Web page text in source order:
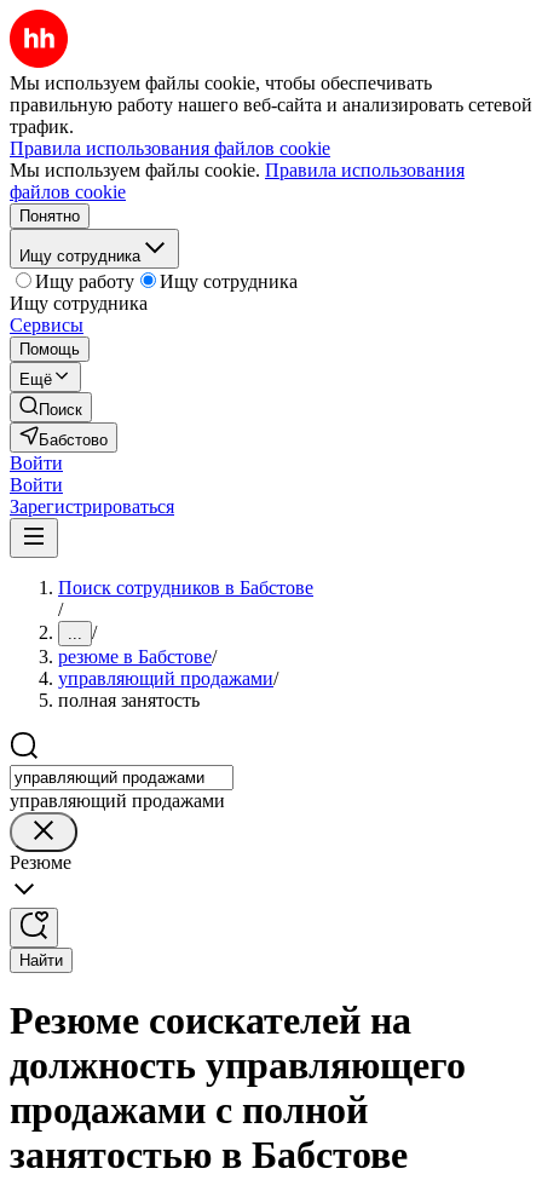
Мы используем файлы cookie, чтобы обеспечивать
правильную работу нашего веб-сайта и анализировать сетевой
трафик.
Правила использования файлов cookie
Мы используем файлы cookie. Правила использования
файлов cookie
Понятно
Ищу сотрудника
Ищу работу
Ищу сотрудника
Ищу сотрудника
Сервисы
Помощь
Ещё
Поиск
Бабстово
Войти
Войти
Зарегистрироваться
Поиск сотрудников в Бабстове
/
... /
резюме в Бабстове/
управляющий продажами/
полная занятость
управляющий продажами
Резюме
Найти
Резюме соискателей на
должность управляющего
продажами с полной
занятостью в Бабстове